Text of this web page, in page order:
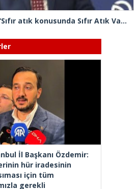
İçişleri Bakanı Çiftçi: “Sıfır atık konusunda Sıfır Atık Vakfımızla beraber iş ve güç birliği yapıyoruz”
İl Başkanı Özdemir:
hür iradesinin
için tüm
gerekli